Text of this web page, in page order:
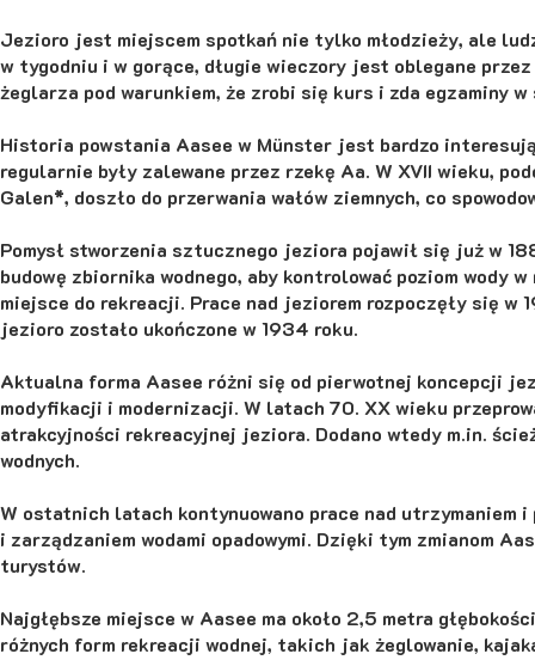
Jezioro jest miejscem spotkań nie tylko młodzieży, ale
w tygodniu i w gorące, długie wieczory jest oblegane
żeglarza pod warunkiem, że zrobi się kurs i zda egzaminy
Historia powstania Aasee w Münster jest bardzo
regularnie były zalewane przez rzekę Aa. W XVII wieku,
Galen*, doszło do przerwania wałów ziemnych, co
Pomysł stworzenia sztucznego jeziora pojawił się już w
budowę zbiornika wodnego, aby kontrolować poziom wody
miejsce do rekreacji. Prace nad jeziorem rozpoczęły się w
jezioro zostało ukończone w 1934 roku.
Aktualna forma Aasee różni się od pierwotnej koncepcji
modyfikacji i modernizacji. W latach 70. XX wieku
atrakcyjności rekreacyjnej jeziora. Dodano wtedy m.in.
wodnych.
W ostatnich latach kontynuowano prace nad utrzymaniem
i zarządzaniem wodami opadowymi. Dzięki tym zmianom
turystów.
Najgłębsze miejsce w Aasee ma około 2,5 metra
różnych form rekreacji wodnej, takich jak żeglowanie,